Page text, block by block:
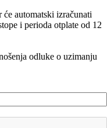
automatski izračunati
i perioda otplate od 12
odluke o uzimanju